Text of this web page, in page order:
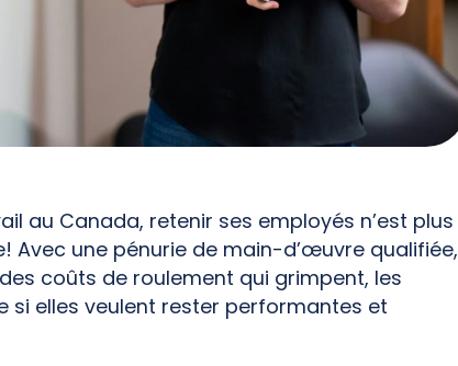
au Canada, retenir ses employés n’est plus
Avec une pénurie de main-d’œuvre qualifiée,
coûts de roulement qui grimpent, les
si elles veulent rester performantes et